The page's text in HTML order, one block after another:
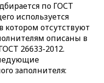
по ГОСТ
используется
котором отсутствуют
описаны в
26633-2012.
заполнителя: